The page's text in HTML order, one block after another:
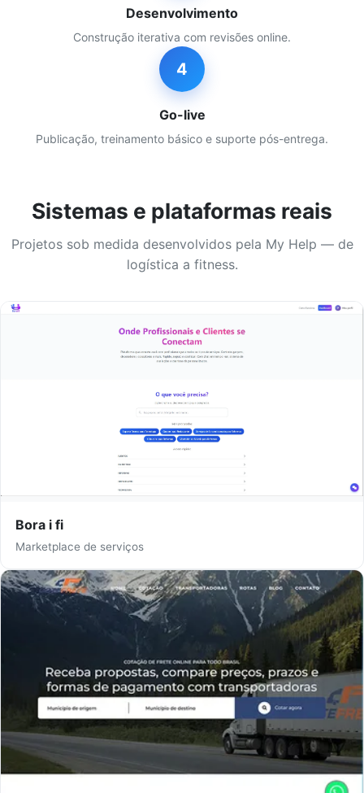
Desenvolvimento
Construção iterativa com revisões online.
4
Go-live
Publicação, treinamento básico e suporte pós-entrega.
Sistemas e plataformas reais
Projetos sob medida desenvolvidos pela My Help — de
logística a fitness.
Bora i fi
Marketplace de serviços